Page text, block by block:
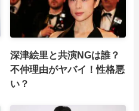
深津絵里と共演NGは誰？
不仲理由がヤバイ！性格悪
い？